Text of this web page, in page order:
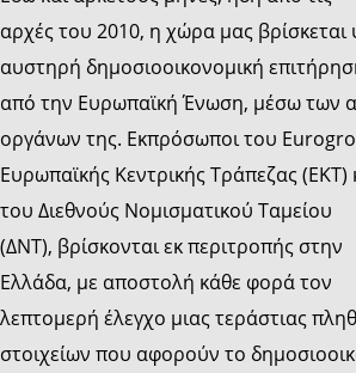
αρχές του 2010, η χώρα μας βρίσκεται
αυστηρή δημοσιοοικονομική
από την Ευρωπαϊκή Ένωση, μέσω των
οργάνων της. Εκπρόσωποι του
Ευρωπαϊκής Κεντρικής Τράπεζας (EKT)
του Διεθνούς Νομισματικού Ταμείου
(ΔΝΤ), βρίσκονται εκ περιτροπής στην
Ελλάδα, με αποστολή κάθε φορά τον
λεπτομερή έλεγχο μιας τεράστιας
στοιχείων που αφορούν το